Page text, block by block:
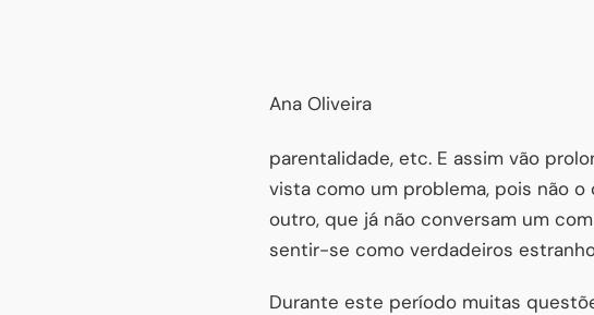
Ana Oliveira
parentalidade, etc. E assim vão
vista como um problema, pois não
outro, que já não conversam um
sentir-se como verdadeiros
Durante este período muitas